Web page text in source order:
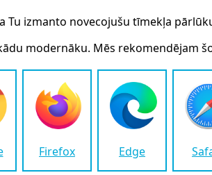
Tu izmanto novecojušu tīmekļa
modernāku. Mēs rekomendējam
Firefox Edge